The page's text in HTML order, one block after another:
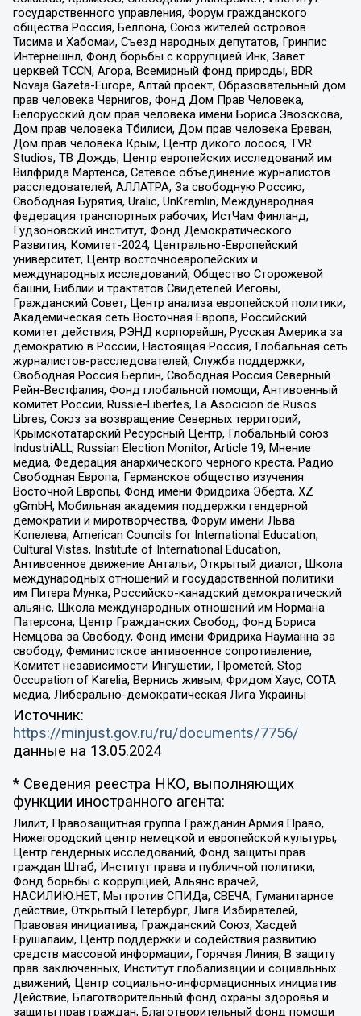
государственного управления, Форум гражданского
общества Россия, Беллона, Союз жителей островов
Тисима и Хабомаи, Съезд народных депутатов, Гринпис
Интернешнл, Фонд борьбы с коррупцией Инк, Завет
церквей TCCN, Агора, Всемирный фонд природы, BDR
Novaja Gazeta-Europe, Алтай проект, Образовательный дом
прав человека Чернигов, Фонд Дом Прав Человека,
Белорусский дом прав человека имени Бориса Звозскова,
Дом прав человека Тбилиси, Дом прав человека Ереван,
Дом прав человека Крым, Центр дикого лосося, TVR
Studios, ТВ Дождь, Центр европейских исследований им
Вилфрида Мартенса, Сетевое объединение журналистов
расследователей, АЛЛАТРА, За свободную Россию,
Свободная Бурятия, Uralic, UnKremlin, Международная
федерация транспортных рабочих, ИстЧам Финланд,
Гудзоновский институт, Фонд Демократического
Развития, Комитет-2024, Центрально-Европейский
университет, Центр восточноевропейских и
международных исследований, Общество Сторожевой
башни, Библии и трактатов Свидетелей Иеговы,
Гражданский Совет, Центр анализа европейской политики,
Академическая сеть Восточная Европа, Российский
комитет действия, РЭНД корпорейшн, Русская Америка за
демократию в России, Настоящая Россия, Глобальная сеть
журналистов-расследователей, Служба поддержки,
Свободная Россия Берлин, Свободная Россия Северный
Рейн-Вестфалия, Фонд глобальной помощи, Антивоенный
комитет России, Russie-Libertes, La Asocicion de Rusos
Libres, Союз за возвращение Северных территорий,
Крымскотатарский Ресурсный Центр, Глобальный союз
IndustriALL, Russian Election Monitor, Article 19, Мнение
медиа, Федерация анархического черного креста, Радио
Свободная Европа, Германское общество изучения
Восточной Европы, Фонд имени Фридриха Эберта, XZ
gGmbH, Мобильная академия поддержки гендерной
демократии и миротворчества, Форум имени Льва
Копелева, American Councils for International Education,
Cultural Vistas, Institute of International Education,
Антивоенное движение Антальи, Открытый диалог, Школа
международных отношений и государственной политики
им Питера Мунка, Российско-канадский демократический
альянс, Школа международных отношений им Нормана
Патерсона, Центр Гражданских Свобод, Фонд Бориса
Немцова за Свободу, Фонд имени Фридриха Науманна за
свободу, Феминистское антивоенное сопротивление,
Комитет независимости Ингушетии, Прометей, Stop
Occupation of Karelia, Вернись живым, Фридом Хаус, СОТА
медиа, Либерально-демократическая Лига Украины
Источник:
https://minjust.gov.ru/ru/documents/7756/
данные на 13.05.2024
* Сведения реестра НКО, выполняющих
функции иностранного агента:
Лилит, Правозащитная группа Гражданин.Армия.Право,
Нижегородский центр немецкой и европейской культуры,
Центр гендерных исследований, Фонд защиты прав
граждан Штаб, Институт права и публичной политики,
Фонд борьбы с коррупцией, Альянс врачей,
НАСИЛИЮ.НЕТ, Мы против СПИДа, СВЕЧА, Гуманитарное
действие, Открытый Петербург, Лига Избирателей,
Правовая инициатива, Гражданский Союз, Хасдей
Ерушалаим, Центр поддержки и содействия развитию
средств массовой информации, Горячая Линия, В защиту
прав заключенных, Институт глобализации и социальных
движений, Центр социально-информационных инициатив
Действие, Благотворительный фонд охраны здоровья и
защиты прав граждан, Благотворительный фонд помощи